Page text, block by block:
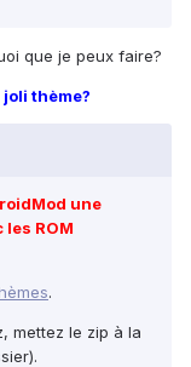
que je peux faire?
thème?
une
ROM
.
mettez le zip à la